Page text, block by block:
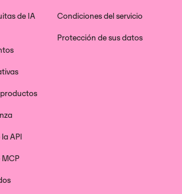
de IA
API
Condiciones del servicio
Protección de sus datos